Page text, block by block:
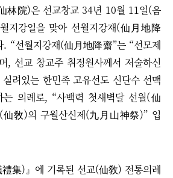
林院)은 선교창교 34년 10월 11일(음
지강일을 맞아 선월지강재(仙月地降
“선월지강재(仙月地降齋”는 “선모제
, 선교 창교주 취정원사께서 저술하신
려있는 한민족 고유선도 신단수 선맥
의례로, “사백력 첫새벽달 선월(仙
仙敎)의 구월산신제(九月山神祭)” 입
禮集)』에 기록된 선교(仙敎) 전통의례